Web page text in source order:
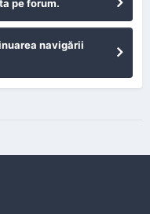
pe forum.
navigării